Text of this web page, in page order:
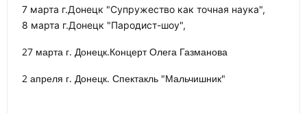
7 марта г.Донецк "Супружество как точная наука",
8 марта г.Донецк "Пародист-шоу",
27 марта г. Донецк.Концерт Олега Газманова
2 апреля г. Донецк. Спектакль "Мальчишник"